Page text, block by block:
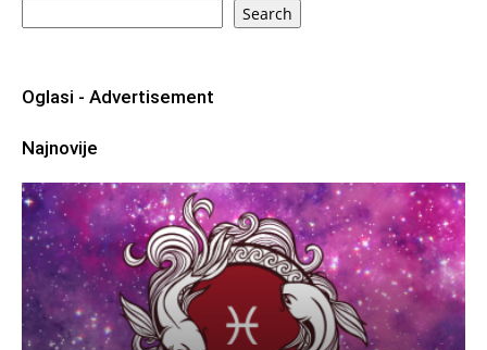
Search
Oglasi - Advertisement
Najnovije